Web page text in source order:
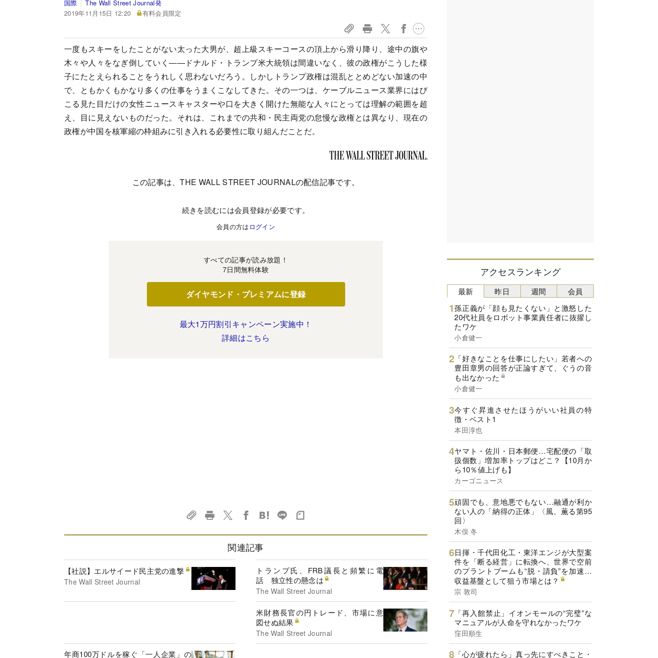
国際
The Wall Street Journal発
2019年11月15日 12:20
有料会員限定
一度もスキーをしたことがない太った大男が、超上級スキーコースの頂上から滑り降り、途中の旗や
木々や人々をなぎ倒していく――ドナルド・トランプ米大統領は間違いなく、彼の政権がこうした様
子にたとえられることをうれしく思わないだろう。しかしトランプ政権は混乱ととめどない加速の中
で、ともかくもかなり多くの仕事をうまくこなしてきた。その一つは、ケーブルニュース業界にはび
こる見た目だけの女性ニュースキャスターや口を大きく開けた無能な人々にとっては理解の範囲を超
え、目に見えないものだった。それは、これまでの共和・民主両党の怠慢な政権とは異なり、現在の
政権が中国を核軍縮の枠組みに引き入れる必要性に取り組んだことだ。
この記事は、THE WALL STREET JOURNALの配信記事です。
続きを読むには会員登録が必要です。
会員の方は ログイン
すべての記事が読み放題！
7日間無料体験
ダイヤモンド・プレミアムに登録
最大1万円割引キャンペーン実施中！
詳細はこちら
関連記事
【社説】エルサイード民主党の進撃
The Wall Street Journal
トランプ氏、FRB議長と頻繁に電
話 独立性の懸念は
The Wall Street Journal
米財務長官の円トレード、市場に意
図せぬ結果
The Wall Street Journal
年商100万ドルを稼ぐ「一人企業」の
アクセスランキング
最新
孫正義が「顔も見たくない」と激怒した
20代社員をロボット事業責任者に抜擢し
たワケ
小倉健一
「好きなことを仕事にしたい」若者への
豊田章男の回答が正論すぎて、ぐうの音
も出なかった
小倉健一
今すぐ昇進させたほうがいい社員の特
徴・ベスト1
本田淳也
ヤマト・佐川・日本郵便…宅配便の「取
扱個数」増加率トップはどこ？【10月か
ら10％値上げも】
カーゴニュース
頑固でも、意地悪でもない…融通が利か
ない人の「納得の正体」〈風、薫る第95
回〉
木俣 冬
日揮・千代田化工・東洋エンジが大型案
件を「断る経営」に転換へ、世界で空前
のプラントブームも“脱・請負”を加速…
収益基盤として狙う市場とは？
宗 敦司
「再入館禁止」イオンモールの“完璧”な
マニュアルが人命を守れなかったワケ
窪田順生
「心が疲れたら」真っ先にすべきこと・
昨日 週間 会員